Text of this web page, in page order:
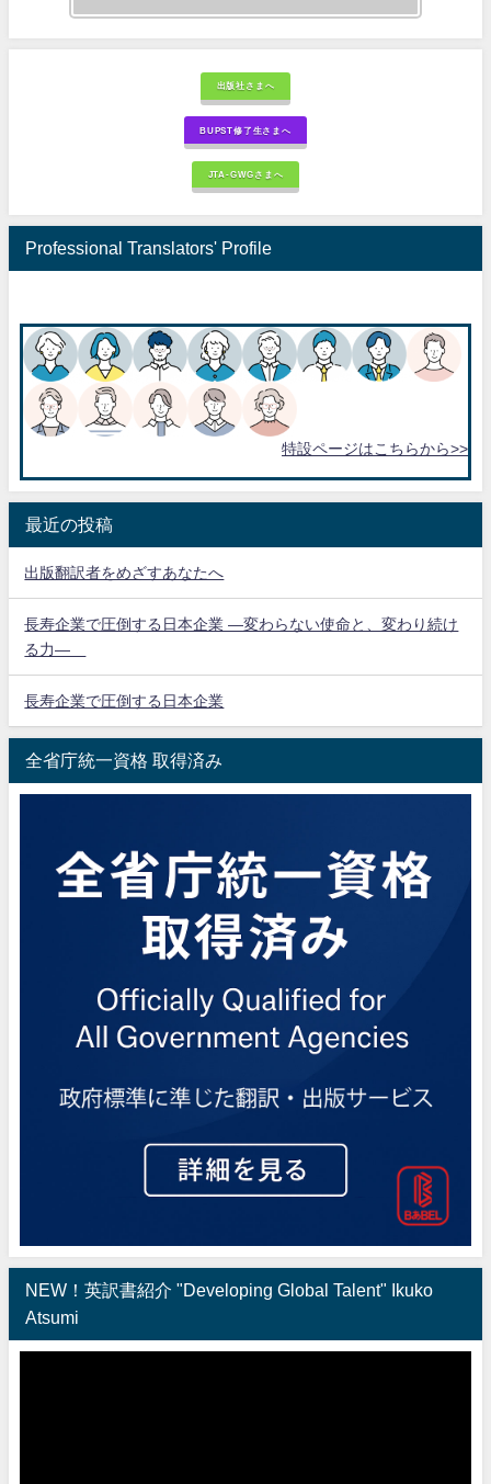
出版社さまへ
BUPST修了生さまへ
JTA-GWGさまへ
Professional Translators' Profile
特設ページはこちらから>>
最近の投稿
出版翻訳者をめざすあなたへ
長寿企業で圧倒する日本企業 ―変わらない使命と、変わり続け
る力―
長寿企業で圧倒する日本企業
全省庁統一資格 取得済み
NEW！英訳書紹介 "Developing Global Talent" Ikuko
Atsumi